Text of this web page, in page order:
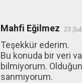
Mahfi Eğilmez 23
Teşekkür ederim.
Bu konuda bir veri
bilmiyorum.
sanmıyorum.